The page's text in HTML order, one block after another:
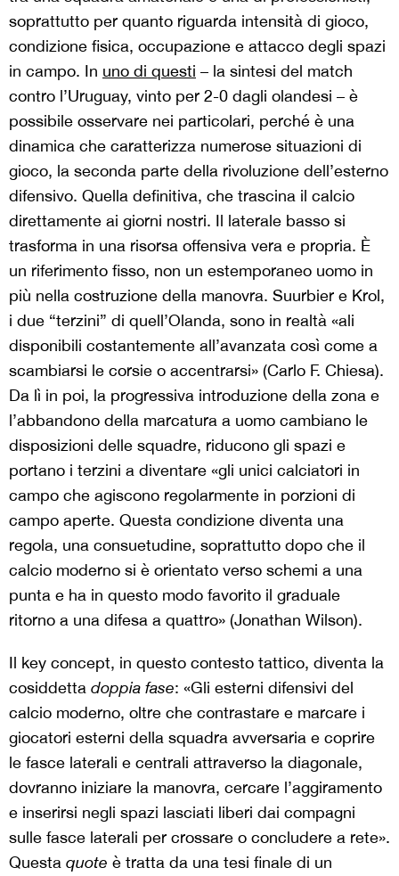
soprattutto per quanto riguarda intensità di gioco,
condizione fisica, occupazione e attacco degli spazi
in campo. In uno di questi – la sintesi del match
contro l’Uruguay, vinto per 2-0 dagli olandesi – è
possibile osservare nei particolari, perché è una
dinamica che caratterizza numerose situazioni di
gioco, la seconda parte della rivoluzione dell’esterno
difensivo. Quella definitiva, che trascina il calcio
direttamente ai giorni nostri. Il laterale basso si
trasforma in una risorsa offensiva vera e propria. È
un riferimento fisso, non un estemporaneo uomo in
più nella costruzione della manovra. Suurbier e Krol,
i due “terzini” di quell’Olanda, sono in realtà «ali
disponibili costantemente all’avanzata così come a
scambiarsi le corsie o accentrarsi» (Carlo F. Chiesa).
Da lì in poi, la progressiva introduzione della zona e
l’abbandono della marcatura a uomo cambiano le
disposizioni delle squadre, riducono gli spazi e
portano i terzini a diventare «gli unici calciatori in
campo che agiscono regolarmente in porzioni di
campo aperte. Questa condizione diventa una
regola, una consuetudine, soprattutto dopo che il
calcio moderno si è orientato verso schemi a una
punta e ha in questo modo favorito il graduale
ritorno a una difesa a quattro» (Jonathan Wilson).
Il key concept, in questo contesto tattico, diventa la
cosiddetta doppia fase: «Gli esterni difensivi del
calcio moderno, oltre che contrastare e marcare i
giocatori esterni della squadra avversaria e coprire
le fasce laterali e centrali attraverso la diagonale,
dovranno iniziare la manovra, cercare l’aggiramento
e inserirsi negli spazi lasciati liberi dai compagni
sulle fasce laterali per crossare o concludere a rete».
Questa quote è tratta da una tesi finale di un